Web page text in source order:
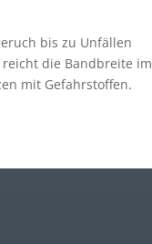
bis zu Unfällen
reicht die Bandbreite im
mit Gefahrstoffen.